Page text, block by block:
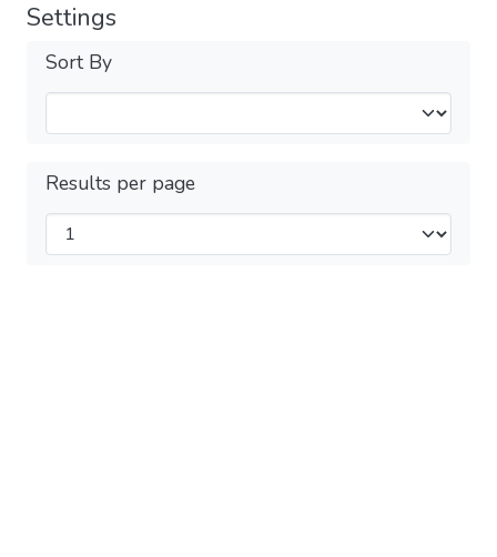
Settings
Sort By
Results per page